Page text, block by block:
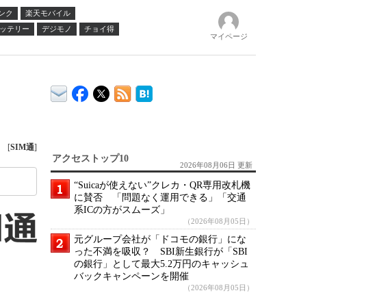
ク
楽天モバイル
テリー デジモノ
チョイ得
マイページ
[SIM通]
アクセストップ10
2026年08月06日 更新
“Suicaが使えない”クレカ・QR専用改札機
に賛否 「問題なく運用できる」「交通
系ICの方がスムーズ」
（2026年08月05日）
元グループ会社が「ドコモの銀行」にな
った不満を吸収？ SBI新生銀行が「SBI
の銀行」として最大5.2万円のキャッシュ
バックキャンペーンを開催
（2026年08月05日）